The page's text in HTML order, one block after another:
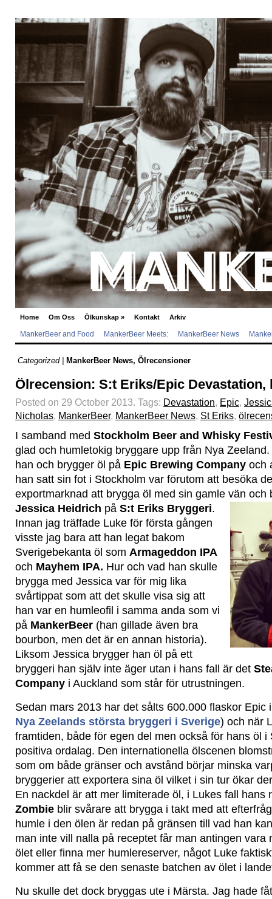
Home Om Oss Ölkunskap » Kontakt Arkiv
MankerBeer and Food MankerBeer Meets: MankerBeer News
Categorized | MankerBeer News, Ölrecensioner
Ölrecension: S:t Eriks/Epic
Posted on 29 October 2013. Tags: Devastation, Epic,
Nicholas, MankerBeer, MankerBeer News, St Eriks,
I samband med Stockholm Beer and Whisky
glad och humletokig bryggare upp från Nya Zeeland.
han och brygger öl på Epic Brewing Company och
han satt sin fot i Stockholm var förutom att besöka
exportmarknad att brygga öl med sin gamle vän och
Jessica Heidrich på S:t Eriks Bryggeri.
Innan jag träffade Luke för första gången
visste jag bara att han legat bakom
Sverigebekanta öl som Armageddon IPA
och Mayhem IPA. Hur och vad han skulle
brygga med Jessica var för mig lika
svårtippat som att det skulle visa sig att
han var en humleofil i samma anda som vi
på MankerBeer (han gillade även bra
bourbon, men det är en annan historia).
Liksom Jessica brygger han öl på ett
bryggeri han själv inte äger utan i hans fall är det
Company i Auckland som står för utrustningen.
Sedan mars 2013 har det sålts 600.000 flaskor Epic
Nya Zeelands största bryggeri i Sverige) och när
framtiden, både för egen del men också för hans öl i
positiva ordalag. Den internationella ölscenen
som om både gränser och avstånd börjar minska
bryggerier att exportera sina öl vilket i sin tur ökar
En nackdel är att mer limiterade öl, i Lukes fall hans
Zombie blir svårare att brygga i takt med att
humle i den ölen är redan på gränsen till vad han
man inte vill nalla på receptet får man antingen vara
ölet eller finna mer humlereserver, något Luke
kommer att få se den senaste batchen av ölet i
Nu skulle det dock bryggas ute i Märsta. Jag hade